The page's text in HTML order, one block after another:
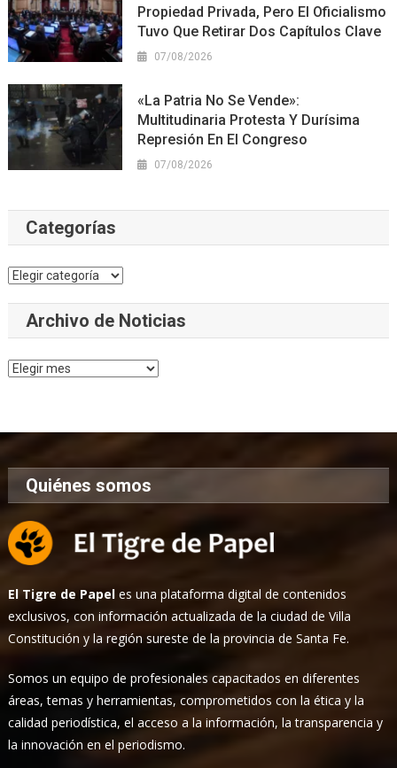
Propiedad Privada, Pero El Oficialismo
Tuvo Que Retirar Dos Capítulos Clave
07/08/2026
«La Patria No Se Vende»:
Multitudinaria Protesta Y Durísima
Represión En El Congreso
07/08/2026
Categorías
Categorías
Archivo de Noticias
Archivo
Quiénes somos
El Tigre de Papel es una plataforma digital de contenidos
exclusivos, con información actualizada de la ciudad de Villa
Constitución y la región sureste de la provincia de Santa Fe.
Somos un equipo de profesionales capacitados en diferentes
áreas, temas y herramientas, comprometidos con la ética y la
calidad periodística, el acceso a la información, la transparencia y
la innovación en el periodismo.